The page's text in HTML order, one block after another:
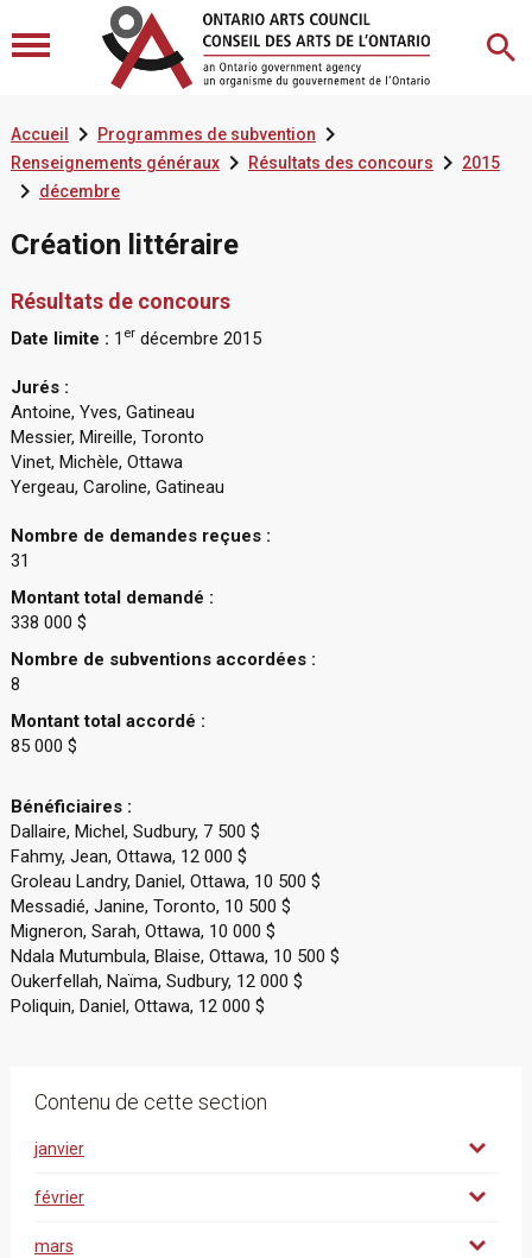
Accueil  Programmes de subvention
Renseignements généraux Résultats des concours 2015
 décembre
Création littéraire
Résultats de concours
Date limite : 1 erdécembre 2015
Jurés :
Antoine, Yves, Gatineau
Messier, Mireille, Toronto
Vinet, Michèle, Ottawa
Yergeau, Caroline, Gatineau
Nombre de demandes reçues :
31
Montant total demandé :
338 000 $
Nombre de subventions accordées :
8
Montant total accordé :
85 000 $
Bénéficiaires :
Dallaire, Michel, Sudbury, 7 500 $
Fahmy, Jean, Ottawa, 12 000 $
Groleau Landry, Daniel, Ottawa, 10 500 $
Messadié, Janine, Toronto, 10 500 $
Migneron, Sarah, Ottawa, 10 000 $
Ndala Mutumbula, Blaise, Ottawa, 10 500 $
Oukerfellah, Naïma, Sudbury, 12 000 $
Poliquin, Daniel, Ottawa, 12 000 $
Contenu de cette section
janvier
février
mars